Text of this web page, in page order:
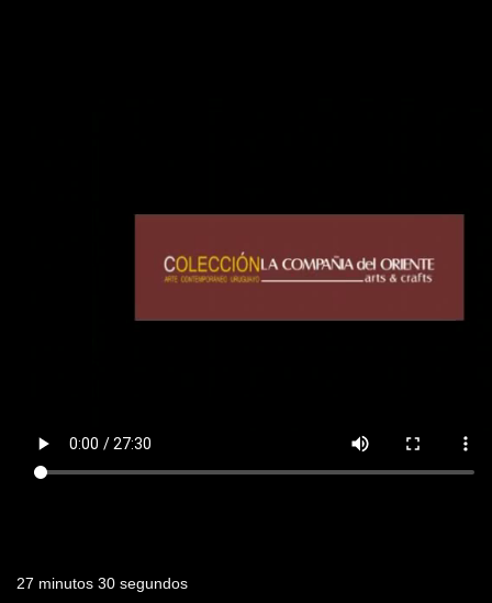
27 minutos 30 segundos